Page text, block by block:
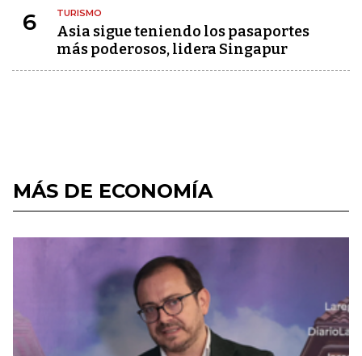
6 TURISMO
Asia sigue teniendo los pasaportes
más poderosos, lidera Singapur
MÁS DE ECONOMÍA